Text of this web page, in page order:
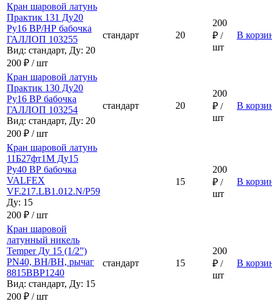
Кран шаровой латунь
Практик 131 Ду20
Ру16 ВР/НР бабочка
ГАЛЛОП 103255
Вид: стандарт, Ду: 20
200 ₽ / шт
стандарт 20
200
₽ /
шт
В
Кран шаровой латунь
Практик 130 Ду20
Ру16 ВР бабочка
ГАЛЛОП 103254
Вид: стандарт, Ду: 20
200 ₽ / шт
стандарт 20
200
₽ /
шт
В
Кран шаровой латунь
11Б27фт1М Ду15
Ру40 ВР бабочка
VALFEX
VF.217.LB1.012.N/P59
Ду: 15
200 ₽ / шт
15
200
₽ /
шт
В
Кран шаровой
латунный никель
Temper Ду 15 (1/2”)
PN40, ВН/ВН, рычаг
8815ВВР1240
Вид: стандарт, Ду: 15
200 ₽ / шт
стандарт 15
200
₽ /
шт
В